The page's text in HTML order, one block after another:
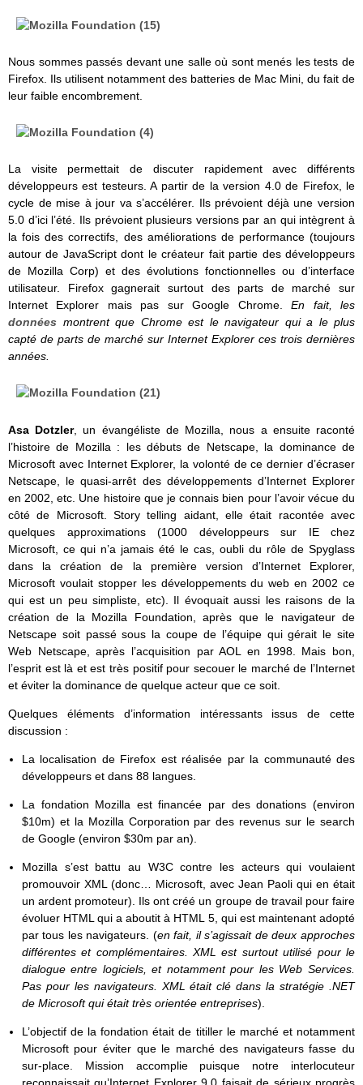
Nous sommes passés devant une salle où sont menés les tests de
Firefox. Ils utilisent notamment des batteries de Mac Mini, du fait de
leur faible encombrement.
La visite permettait de discuter rapidement avec différents
développeurs est testeurs. A partir de la version 4.0 de Firefox, le
cycle de mise à jour va s’accélérer. Ils prévoient déjà une version
5.0 d’ici l’été. Ils prévoient plusieurs versions par an qui intègrent à
la fois des correctifs, des améliorations de performance (toujours
autour de JavaScript dont le créateur fait partie des développeurs
de Mozilla Corp) et des évolutions fonctionnelles ou d’interface
utilisateur. Firefox gagnerait surtout des parts de marché sur
Internet Explorer mais pas sur Google Chrome.En fait, les
données montrent que Chrome est le navigateur qui a le plus
capté de parts de marché sur Internet Explorer ces trois dernières
années.
Asa Dotzler, un évangéliste de Mozilla, nous a ensuite raconté
l’histoire de Mozilla : les débuts de Netscape, la dominance de
Microsoft avec Internet Explorer, la volonté de ce dernier d’écraser
Netscape, le quasi-arrêt des développements d’Internet Explorer
en 2002, etc. Une histoire que je connais bien pour l’avoir vécue du
côté de Microsoft. Story telling aidant, elle était racontée avec
quelques approximations (1000 développeurs sur IE chez
Microsoft, ce qui n’a jamais été le cas, oubli du rôle de Spyglass
dans la création de la première version d’Internet Explorer,
Microsoft voulait stopper les développements du web en 2002 ce
qui est un peu simpliste, etc). Il évoquait aussi les raisons de la
création de la Mozilla Foundation, après que le navigateur de
Netscape soit passé sous la coupe de l’équipe qui gérait le site
Web Netscape, après l’acquisition par AOL en 1998. Mais bon,
l’esprit est là et est très positif pour secouer le marché de l’Internet
et éviter la dominance de quelque acteur que ce soit.
Quelques éléments d’information intéressants issus de cette
discussion :
La localisation de Firefox est réalisée par la communauté des
développeurs et dans 88 langues.
La fondation Mozilla est financée par des donations (environ
$10m) et la Mozilla Corporation par des revenus sur le search
de Google (environ $30m par an).
Mozilla s’est battu au W3C contre les acteurs qui voulaient
promouvoir XML (donc… Microsoft, avec Jean Paoli qui en était
un ardent promoteur). Ils ont créé un groupe de travail pour faire
évoluer HTML qui a aboutit à HTML 5, qui est maintenant adopté
par tous les navigateurs. (en fait, il s’agissait de deux approches
différentes et complémentaires. XML est surtout utilisé pour le
dialogue entre logiciels, et notamment pour les Web Services.
Pas pour les navigateurs. XML était clé dans la stratégie .NET
de Microsoft qui était très orientée entreprises).
L’objectif de la fondation était de titiller le marché et notamment
Microsoft pour éviter que le marché des navigateurs fasse du
sur-place. Mission accomplie puisque notre interlocuteur